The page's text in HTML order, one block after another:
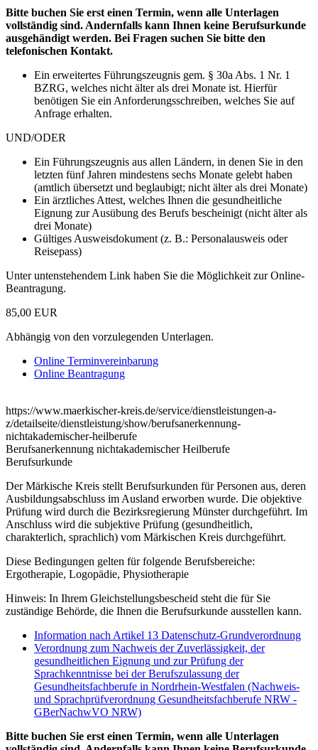
Bitte buchen Sie erst einen Termin, wenn alle Unterlagen
vollständig sind. Andernfalls kann Ihnen keine Berufsurkunde
ausgehändigt werden. Bei Fragen suchen Sie bitte den
telefonischen Kontakt.
Ein erweitertes Führungszeugnis gem. § 30a Abs. 1 Nr. 1
BZRG, welches nicht älter als drei Monate ist. Hierfür
benötigen Sie ein Anforderungsschreiben, welches Sie auf
Anfrage erhalten.
UND/ODER
Ein Führungszeugnis aus allen Ländern, in denen Sie in den
letzten fünf Jahren mindestens sechs Monate gelebt haben
(amtlich übersetzt und beglaubigt; nicht älter als drei Monate)
Ein ärztliches Attest, welches Ihnen die gesundheitliche
Eignung zur Ausübung des Berufs bescheinigt (nicht älter als
drei Monate)
Gültiges Ausweisdokument (z. B.: Personalausweis oder
Reisepass)
Unter untenstehendem Link haben Sie die Möglichkeit zur Online-
Beantragung.
85,00 EUR
Abhängig von den vorzulegenden Unterlagen.
Online Terminvereinbarung
Online Beantragung
https://www.maerkischer-kreis.de/service/dienstleistungen-a-
z/detailseite/dienstleistung/show/berufsanerkennung-
nichtakademischer-heilberufe
Berufsanerkennung nichtakademischer Heilberufe
Berufsurkunde
Der Märkische Kreis stellt Berufsurkunden für Personen aus, deren
Ausbildungsabschluss im Ausland erworben wurde. Die objektive
Prüfung wird durch die Bezirksregierung Münster durchgeführt. Im
Anschluss wird die subjektive Prüfung (gesundheitlich,
charakterlich, sprachlich) vom Märkischen Kreis durchgeführt.
Diese Bedingungen gelten für folgende Berufsbereiche:
Ergotherapie, Logopädie, Physiotherapie
Hinweis: In Ihrem Gleichstellungsbescheid steht die für Sie
zuständige Behörde, die Ihnen die Berufsurkunde ausstellen kann.
Information nach Artikel 13 Datenschutz-Grundverordnung
Verordnung zum Nachweis der Zuverlässigkeit, der
gesundheitlichen Eignung und zur Prüfung der
Sprachkenntnisse bei der Berufszulassung der
Gesundheitsfachberufe in Nordrhein-Westfalen (Nachweis-
und Sprachprüfverordnung Gesundheitsfachberufe NRW -
GBerNachwVO NRW)
Bitte buchen Sie erst einen Termin, wenn alle Unterlagen